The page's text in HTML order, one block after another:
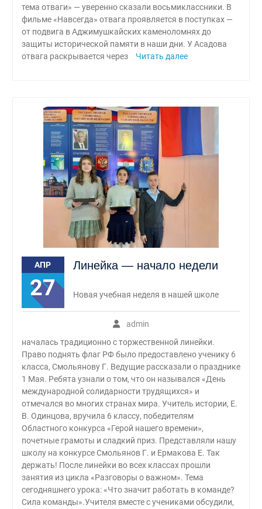
тема отваги» — уверенно сказали восьмиклассники. В
фильме «Навсегда» отвага проявляется в поступках —
от подвига в Аджимушкайских каменоломнях до
защиты исторической памяти в наши дни. У Асадова
отвага раскрывается через
Читать далее
АПР
27
Линейка — начало недели
admin
Новая учебная неделя в нашей школе
началась традиционно с торжественной линейки.
Право поднять флаг РФ было предоставлено ученику 6
класса, Смольянову Г. Ведущие рассказали о празднике
1 Мая. Ребята узнали о том, что он назывался «День
международной солидарности трудящихся» и
отмечался во многих странах мира. Учитель истории, Е.
В. Одинцова, вручила 6 классу, победителям
Областного конкурса «Герой нашего времени»,
почетные грамоты и сладкий приз. Представляли нашу
школу на конкурсе Смольянов Г. и Ермакова Е. Так
держать! После линейки во всех классах прошли
занятия из цикла «Разговоры о важном». Тема
сегодняшнего урока: «Что значит работать в команде?
Сила команды».Учителя вместе с учениками обсудили,